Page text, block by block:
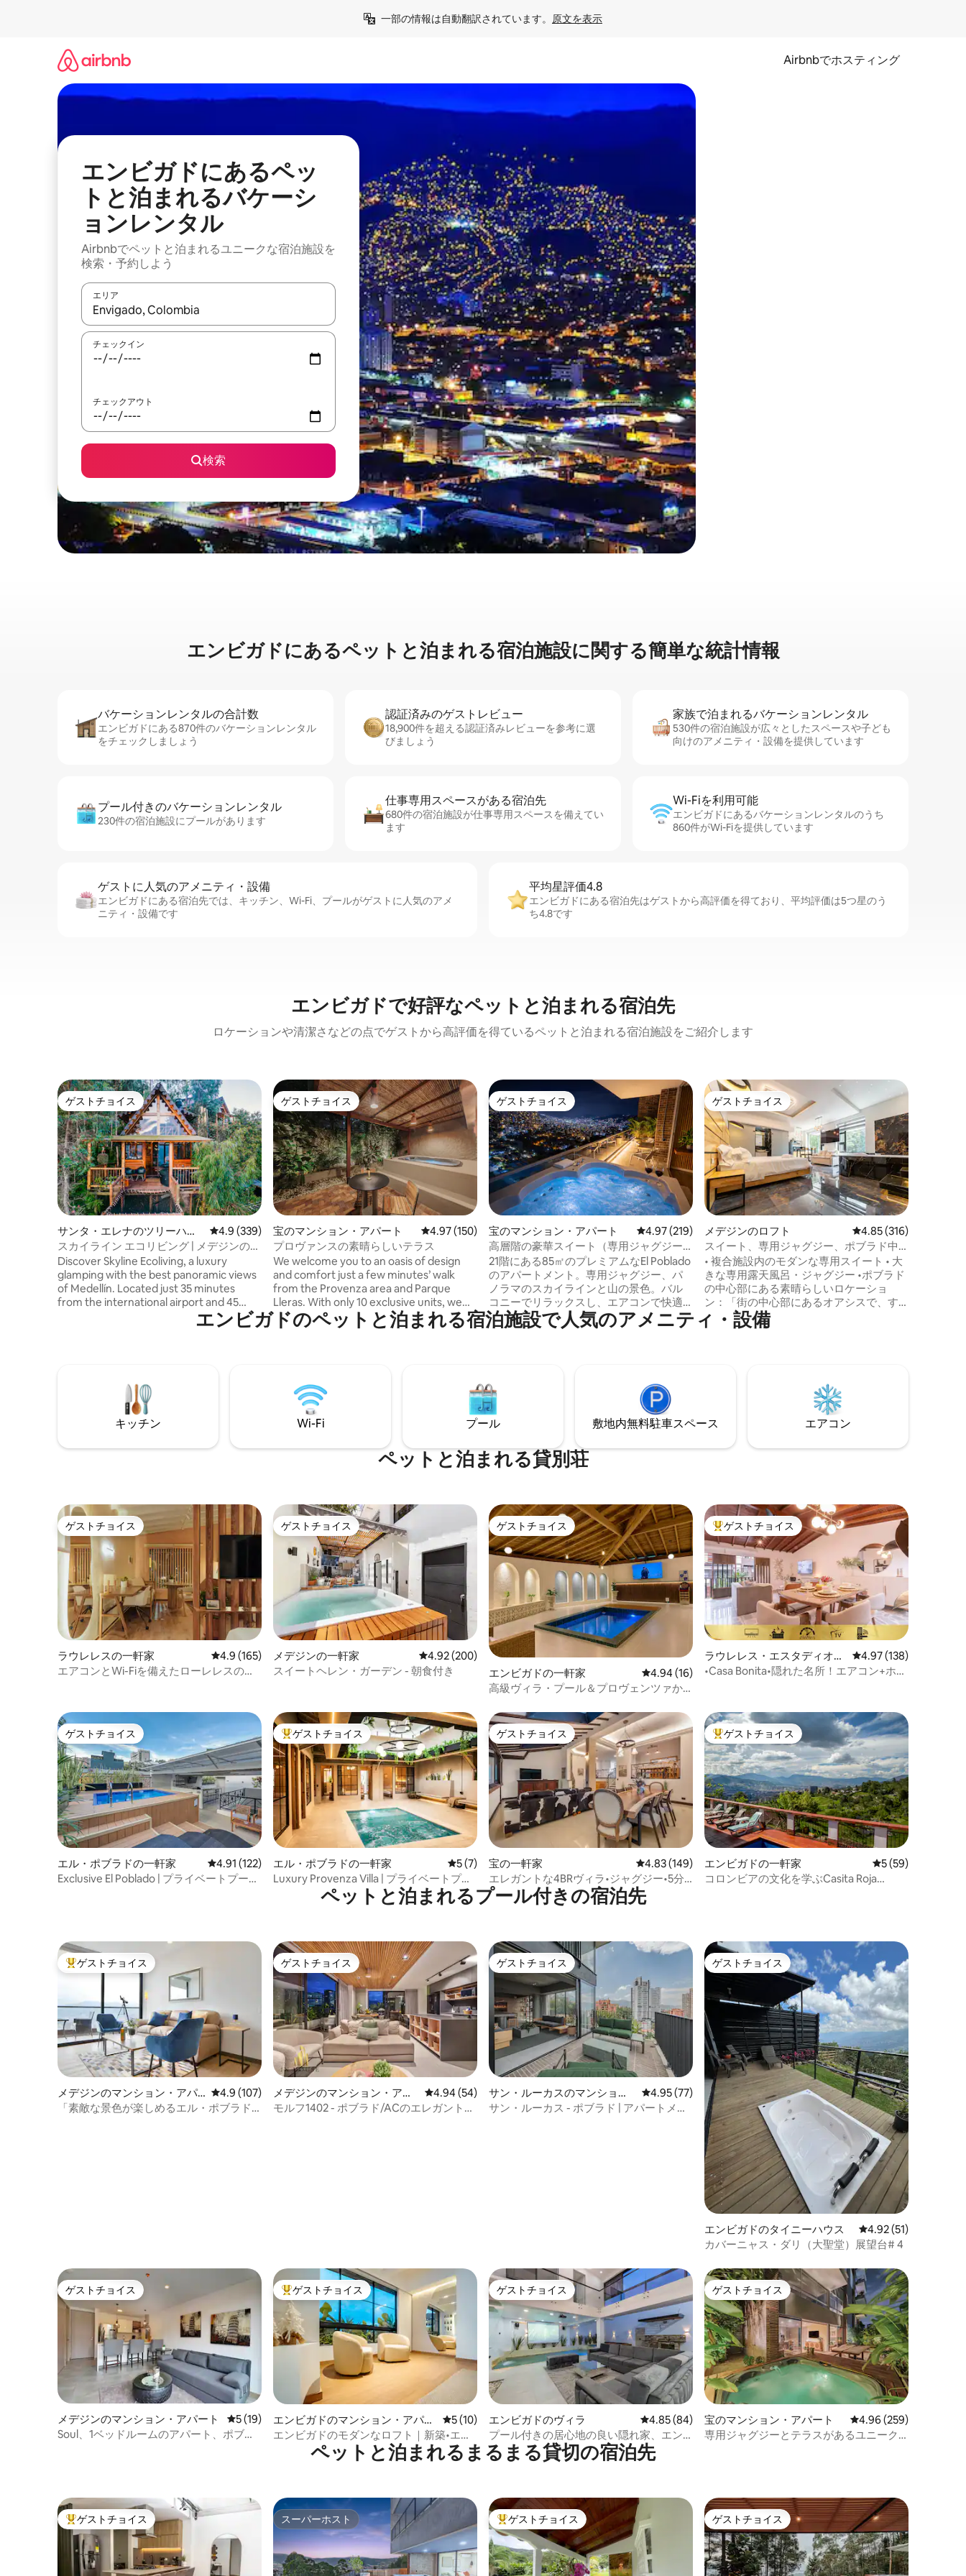
一部の情報は自動翻訳されています。 原文を表示
Airbnbでホスティング
エンビガドにあるペッ
トと泊まれるバケーシ
ョンレンタル
Airbnbでペットと泊まれるユニークな宿泊施設を
検索・予約しよう
エリア
検索結果が表示されたら、上下の矢印キーを使って移動するか、画面をタッチまたはスワイプして検索結果を確認することができます。
チェックイン
チェックアウト
検索
エンビガドに⁠あ⁠るペ⁠ッ⁠ト⁠と泊⁠ま⁠れ⁠る宿⁠泊⁠施⁠設⁠に関⁠す⁠る簡⁠単⁠な統⁠計⁠情⁠報
バケーションレ⁠ン⁠タ⁠ル⁠の合⁠計⁠数
エンビガドにある870件のバケーションレンタル
をチェックしましょう
認証済みのゲ⁠ス⁠ト⁠レ⁠ビ⁠ュ⁠ー
18,900件を超える認証済みレビューを参考に選
びましょう
家族で泊まれるバ⁠ケ⁠ー⁠シ⁠ョ⁠ンレ⁠ン⁠タ⁠ル
530件の宿泊施設が広々としたスペースや子ども
向けのアメニティ・設備を提供しています
プール付きのバ⁠ケ⁠ー⁠シ⁠ョ⁠ンレ⁠ン⁠タ⁠ル
230件の宿泊施設にプールがあります
仕事専用ス⁠ペ⁠ー⁠スがあ⁠る宿⁠泊⁠先
680件の宿泊施設が仕事専用スペースを備えてい
ます
Wi-Fiを利⁠用⁠可⁠能
エンビガドにあるバケーションレンタルのうち
860件がWi-Fiを提供しています
ゲストに人⁠気⁠のア⁠メ⁠ニ⁠テ⁠ィ・設⁠備
エンビガドにある宿泊先では、キッチン、Wi-Fi、プールがゲストに人気のアメ
ニティ・設備です
平均星評価4.8
エンビガドにある宿泊先はゲストから高評価を得ており、平均評価は5つ星のう
ち4.8です
エンビガドで好評なペットと泊まれる宿泊先
ロケーションや清潔さなどの点でゲストから高評価を得ているペットと泊まれる宿泊施設をご紹介します
ゲストチョイス
ゲストチョイス
サンタ・エレナのツリーハウ
ス
レビュー339件、5つ星中4.9つ星の平均評価
4.9 (339)
スカイライン エコリビング | メデジンの最
高の眺望 | ジャグジー
Discover Skyline Ecoliving, a luxury
glamping with the best panoramic views
of Medellín. Located just 35 minutes
from the international airport and 45
minutes from the city, each cabin
features a private hot-water jacuzzi,
are included. We also offer private
airport transfers, massages, local
experiences, and onsite restaurant
service with delivery directly to your
cabin.
ゲストチョイス
ゲストチョイス
宝のマンション・アパート レビュー150件、5つ星中4.97つ星の平均評価
4.97 (150)
プロヴァンスの素晴らしいテラス
We welcome you to an oasis of design
and comfort just a few minutes’ walk
from the Provenza area and Parque
Lleras. With only 10 exclusive units, we
offer a more private and personalized
experience. Our central location gives
available 24/7 to provide security,
assistance, and support with anything
you may need throughout your visit
ゲストチョイス
ゲストチョイス
宝のマンション・アパート レビュー219件、5つ星中4.97つ星の平均評価
4.97 (219)
高層階の豪華スイート（専用ジャグジー
付き＋スカイライン）
21階にある85㎡のプレミアムなEl Poblado
のアパートメント。専用ジャグジー、パ
ノラマのスカイラインと山の景色。バル
コニーでリラックスし、エアコンで快適
に過ごし、高速Wi-Fiと専用ワークスペー
スで仕事をし、Netflixが付いた3台のHD
スチームルーム、プール、レストラン、
カフェテリアをご利用いただけます。
Parques Lleras & Provenzaまで車です
ぐ。ラグジュアリー、スタイル、快適さ
を満喫できる究極の高層リトリートで
す。
ゲストチョイス
ゲストチョイス
メデジンのロフト レビュー316件、5つ
4.85 (316)
スイート、専用ジャグジー、ポブラド中
心部、自然と景色
• 複合施設内のモダンな専用スイート • 大
きな専用露天風呂・ジャグジー •ポブラド
の中心部にある素晴らしいロケーショ
ン：「街の中心部にあるオアシスで、す
べて徒歩圏内」 •最高のレストラン、カフ
ェ、モールまで徒歩5分。ポブラド公園と
ります • 透明な料金設定：サービス料、清
掃料金なし • 24時間365日対応の現場スタ
ッフ • 共用エリアにプールとジャグジーが
ありますが、お部屋には専用のジャグジ
ーがあります。
エンビガドのペットと泊まれる宿泊施設で人気のアメニティ・設備
キッチン Wi-Fi プール 敷地内無料駐⁠車ス⁠ペ⁠ー⁠ス エアコン
ペットと泊まれる貸別荘
ゲストチョイス
ゲストチョイス
ラウレレスの一軒家 レビュー165件、5つ星中4.9つ星の平均評価
4.9 (165)
エアコンとWi-Fiを備えたローレレスの新
ゲストチョイス
ゲストチョイス
メデジンの一軒家 レビュー200件、5つ星中4.92つ星の平均評価
4.92 (200)
スイートヘレン・ガーデン - 朝食付き
ゲストチョイス
ゲストチョイス
エンビガドの一軒家 レビュー16件、5つ星中4.94つ星の平均評価
4.94 (16)
高級ヴィラ・プール＆プロヴェンツァか
大好評のゲストチョイスです。
ゲストチョイス
ラウレレス・エスタディオの
一軒家
レビュー138件、5つ
4.97 (138)
•Casa Bonita•隠れた名所！エアコン+ホッ
ゲストチョイス
ゲストチョイス
エル・ポブラドの一軒家 レビュー122件、5つ星中4.91つ星の平均評価
4.91 (122)
Exclusive El Poblado | プライベートプール
大好評のゲストチョイスです。
ゲストチョイス
エル・ポブラドの一軒家 レビュー7件、5つ星中5つ星の平均評価
5 (7)
Luxury Provenza Villa | プライベートプー
ル・5ベッドルーム・エアコン
ゲストチョイス
ゲストチョイス
宝の一軒家 レビュー149件、5つ星中4.83つ星の平均評価
4.83 (149)
エレガントな4BRヴィラ•ジャグジー•5分
プロヴェンザ
大好評のゲストチョイスです。
ゲストチョイス
エンビガドの一軒家 レビュー59件、5
5 (59)
コロンビアの文化を学ぶCasita Roja
ペットと泊まれるプール付きの宿泊先
大好評のゲストチョイスです。
ゲストチョイス
メデジンのマンション・アパ
ート
レビュー107件、5つ星中4.9つ星の平均評価
4.9 (107)
「素敵な景色が楽しめるエル・ポブラド
ゲストチョイス
ゲストチョイス
メデジンのマンション・アパ
ート
レビュー54件、5つ星中4.94つ星の平均評価
4.94 (54)
モルフ1402 - ポブラド/ACのエレガントな
ゲストチョイス
ゲストチョイス
サン・ルーカスのマンショ
ン・アパート
レビュー77件、5つ星中4.95つ星の平均評価
4.95 (77)
サン・ルーカス - ポブラド | アパートメン
ゲストチョイス
ゲストチョイス
エンビガドのタイニーハウス レビュー51件、5つ
4.92 (51)
カバーニャス・ダリ（大聖堂）展望台# 4
ゲストチョイス
ゲストチョイス
メデジンのマンション・アパート レビュー19件、5つ星中5つ星の平均評価
5 (19)
Soul、1ベッドルームのアパート、ポブラ
大好評のゲストチョイスです。
ゲストチョイス
エンビガドのマンション・アパー
ト
レビュー10件、5つ星中5つ星の平均評価
5 (10)
エンビガドのモダンなロフト｜新築•エア
ゲストチョイス
ゲストチョイス
エンビガドのヴィラ レビュー84件、5つ星中4.85つ星の平均評価
4.85 (84)
プール付きの居心地の良い隠れ家、エン
ビガド
ゲストチョイス
ゲストチョイス
宝のマンション・アパート レビュー259件、5つ星
4.96 (259)
専用ジャグジーとテラスがあるユニーク
ペットと泊まれるまるまる貸切の宿泊先
大好評のゲストチョイスです。
ゲストチョイス スーパーホスト
スーパーホスト 大好評のゲストチョイスです。
ゲストチョイス ゲストチョイス
ゲストチョイス